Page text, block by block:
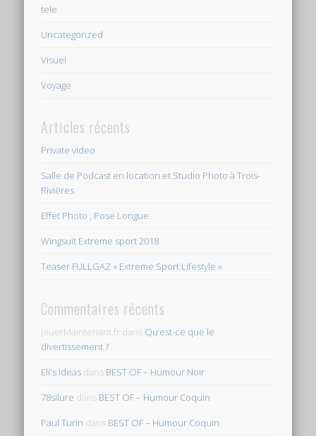
tele
Uncategorized
Visuel
Voyage
Articles récents
Private video
Salle de Podcast en location et Studio Photo à Trois-
Rivières
Effet Photo , Pose Longue
Wingsuit Extreme sport 2018
Teaser FULLGAZ « Extreme Sport Lifestyle »
Commentaires récents
JouerMaintenant.fr dans Qu’est-ce que le
divertissement ?
Eli's Ideas dans BEST OF – Humour Noir
78silure dans BEST OF – Humour Coquin
Paul Turin dans BEST OF – Humour Coquin